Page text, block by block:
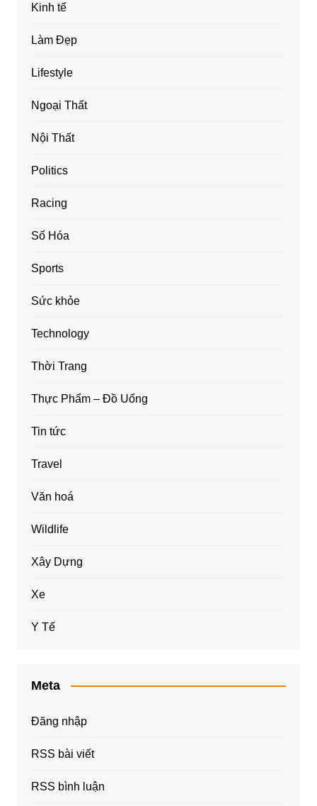
Kinh tế
Làm Đẹp
Lifestyle
Ngoại Thất
Nội Thất
Politics
Racing
Số Hóa
Sports
Sức khỏe
Technology
Thời Trang
Thực Phẩm – Đồ Uống
Tin tức
Travel
Văn hoá
Wildlife
Xây Dựng
Xe
Y Tế
Meta
Đăng nhập
RSS bài viết
RSS bình luận